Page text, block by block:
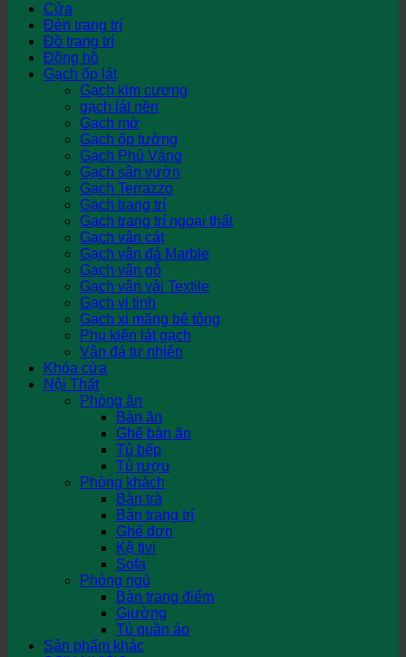
Cửa
Đèn trang trí
Đồ trang trí
Đồng hồ
Gạch ốp lát
Gạch kim cương
gạch lát nền
Gạch mờ
Gạch ốp tường
Gạch Phủ Vàng
Gạch sân vườn
Gạch Terrazzo
Gạch trang trí
Gạch trang trí ngoại thất
Gạch vân cát
Gạch vân đá Marble
Gạch vân gỗ
Gạch vân vải Textile
Gạch vi tinh
Gạch xi măng bê tông
Phụ kiện lát gạch
Vân đá tự nhiên
Khóa cửa
Nội Thất
Phòng ăn
Bàn ăn
Ghế bàn ăn
Tủ bếp
Tủ rượu
Phòng khách
Bàn trà
Bàn trang trí
Ghế đơn
Kệ tivi
Sofa
Phòng ngủ
Bàn trang điểm
Giường
Tủ quần áo
Sản phẩm khác